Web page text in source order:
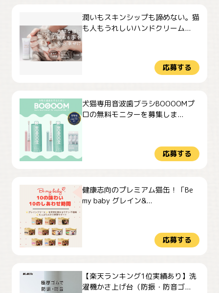
潤いもスキンシップも諦めない。猫
も人もうれしいハンドクリーム...
応募する
犬猫専用音波歯ブラシBOOOOMプ
ロの無料モニターを募集しま...
応募する
健康志向のプレミアム猫缶！「Be
my baby グレイン&...
応募する
【楽天ランキング1位実績あり】洗
濯機かさ上げ台（防振・防音ゴ...